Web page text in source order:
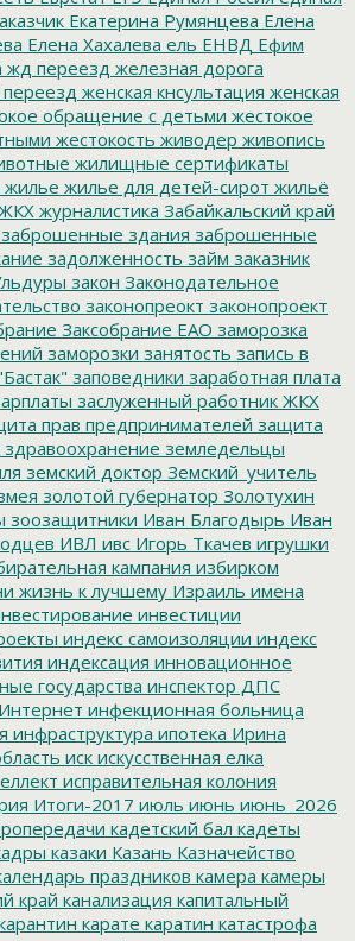
Екатерина Румянцева Елена
Елена Хахалева ель ЕНВД Ефим
жд переезд железная дорога
женская кнсультация женская
обращение с детьми жестокое
жестокость живодер живопись
жилищные сертификаты
жилье жилье для детей-сирот жильё
журналистика Забайкальский край
заброшенные здания заброшенные
задолженность займ заказник
закон Законодательное
законопреокт законопроект
Заксобрание ЕАО заморозка
заморозки занятость запись в
заповедники заработная плата
заслуженный работник ЖКХ
прав предпринимателей защита
здравоохранение земледельцы
земский доктор Земский_учитель
золотой губернатор Золотухин
зоозащитники Иван Благодырь Иван
ИВЛ ивс Игорь Ткачев игрушки
кампания избирком
жизнь к лучшему Израиль имена
инвестиции
индекс самоизоляции индекс
индексация инновационное
государства инспектор ДПС
Интернет инфекционная больница
инфраструктура ипотека Ирина
иск искусственная елка
исправительная колония
Итоги-2017 июль июнь июнь_2026
кадетский бал кадеты
казаки Казань Казначейство
праздников камера камеры
край канализация капитальный
карате каратин катастрофа